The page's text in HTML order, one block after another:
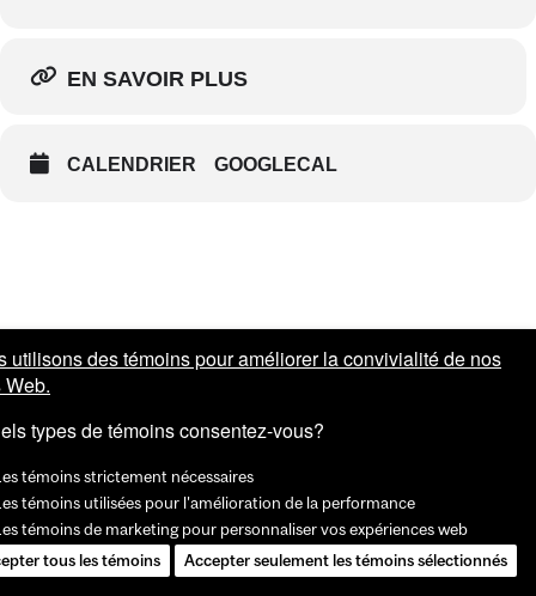
EN SAVOIR PLUS
CALENDRIER GOOGLECAL
utilisons des témoins pour améliorer la convivialité de nos
types de témoins consentez-vous?
témoins strictement nécessaires
témoins utilisées pour l'amélioration de la performance
témoins de marketing pour personnaliser vos expériences web
tous les témoins
Accepter seulement les témoins sélectionnés